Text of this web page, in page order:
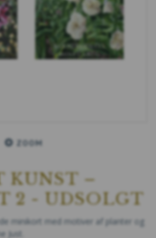
ZOOM
KUNST –
2 - UDSOLGT
minikort med motiver af planter og
Just.